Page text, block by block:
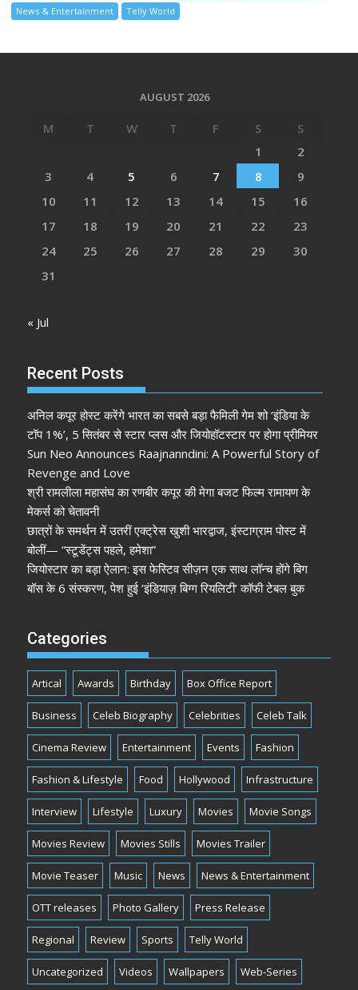
News & Entertainment
Telly World
AUGUST 2026
M T W T F S
S
1
2
3
4 5 6 7 8
9
10
11 12 13 14 15
16
17
18 19 20 21 22
23
24
25 26 27 28 29
30
31
« Jul
Recent Posts
अनिल कपूर होस्ट करेंगे भारत का सबसे बड़ा फैमिली गेम शो ‘इंडिया के
टॉप 1%’, 5 सितंबर से स्टार प्लस और जियोहॉटस्टार पर होगा प्रीमियर
Sun Neo Announces Raajnanndini: A Powerful Story of
Revenge and Love
श्री रामलीला महासंघ का रणबीर कपूर की मेगा बजट फिल्म रामायण के
मेकर्स को चेतावनी
छात्रों के समर्थन में उतरीं एक्ट्रेस खुशी भारद्वाज, इंस्टाग्राम पोस्ट में
बोलीं— “स्टूडेंट्स पहले, हमेशा”
जियोस्टार का बड़ा ऐलान: इस फेस्टिव सीज़न एक साथ लॉन्च होंगे बिग
बॉस के 6 संस्करण, पेश हुई ‘इंडियाज़ बिग्ग रियलिटी’ कॉफी टेबल बुक
Categories
Artical Awards Birthday Box Office Report
Business Celeb Biography Celebrities Celeb Talk
Cinema Review Entertainment Events Fashion
Fashion & Lifestyle Food Hollywood Infrastructure
Interview Lifestyle Luxury Movies Movie Songs
Movies Review Movies Stills Movies Trailer
Movie Teaser Music News News & Entertainment
OTT releases Photo Gallery Press Release
Regional Review Sports Telly World
Uncategorized Videos Wallpapers Web-Series